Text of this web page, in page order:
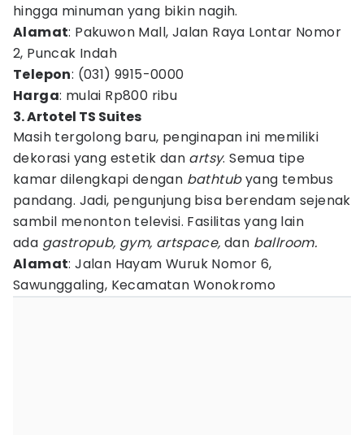
hingga minuman yang bikin nagih.
Alamat: Pakuwon Mall, Jalan Raya Lontar Nomor
2, Puncak Indah
Telepon: (031) 9915-0000
Harga: mulai Rp800 ribu
3. Artotel TS Suites
Masih tergolong baru, penginapan ini memiliki
dekorasi yang estetik dan artsy. Semua tipe
kamar dilengkapi dengan bathtubyang tembus
pandang. Jadi, pengunjung bisa berendam sejenak
sambil menonton televisi. Fasilitas yang lain
ada gastropub, gym, artspace,dan ballroom.
Alamat: Jalan Hayam Wuruk Nomor 6,
Sawunggaling, Kecamatan Wonokromo